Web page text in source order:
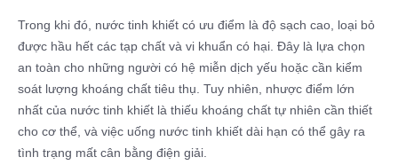
Trong khi đó, nước tinh khiết có ưu điểm là độ sạch cao, loại bỏ
được hầu hết các tạp chất và vi khuẩn có hại. Đây là lựa chọn
an toàn cho những người có hệ miễn dịch yếu hoặc cần kiểm
soát lượng khoáng chất tiêu thụ. Tuy nhiên, nhược điểm lớn
nhất của nước tinh khiết là thiếu khoáng chất tự nhiên cần thiết
cho cơ thể, và việc uống nước tinh khiết dài hạn có thể gây ra
tình trạng mất cân bằng điện giải.